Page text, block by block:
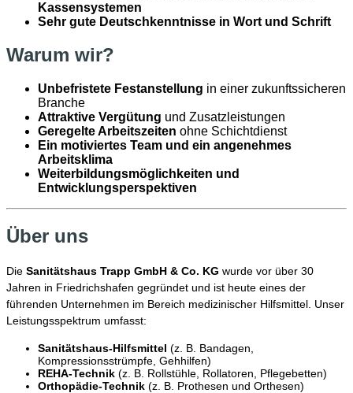
Kassensystemen
Sehr gute Deutschkenntnisse in Wort und Schrift
Warum wir?
Unbefristete Festanstellung in einer zukunftssicheren
Branche
Attraktive Vergütung und Zusatzleistungen
Geregelte Arbeitszeiten ohne Schichtdienst
Ein motiviertes Team und ein angenehmes
Arbeitsklima
Weiterbildungsmöglichkeiten und
Entwicklungsperspektiven
Über uns
Die Sanitätshaus Trapp GmbH & Co. KG wurde vor über 30
Jahren in Friedrichshafen gegründet und ist heute eines der
führenden Unternehmen im Bereich medizinischer Hilfsmittel. Unser
Leistungsspektrum umfasst:
Sanitätshaus-Hilfsmittel (z. B. Bandagen,
Kompressionsstrümpfe, Gehhilfen)
REHA-Technik (z. B. Rollstühle, Rollatoren, Pflegebetten)
Orthopädie-Technik (z. B. Prothesen und Orthesen)